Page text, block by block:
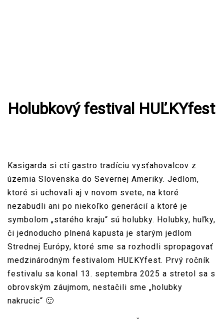
Holubkový festival HUĽKYfest
Kasigarda si ctí gastro tradíciu vysťahovalcov z
územia Slovenska do Severnej Ameriky. Jedlom,
ktoré si uchovali aj v novom svete, na ktoré
nezabudli ani po niekoľko generácií a ktoré je
symbolom „starého kraju“ sú holubky. Holubky, huľky,
či jednoducho plnená kapusta je starým jedlom
Strednej Európy, ktoré sme sa rozhodli spropagovať
medzinárodným festivalom HUĽKYfest. Prvý ročník
festivalu sa konal 13. septembra 2025 a stretol sa s
obrovským záujmom, nestačili sme „holubky
nakrucic“ 🙂